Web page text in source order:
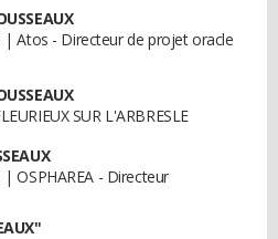
Atos - Directeur de projet oracle
SUR L'ARBRESLE
OSPHAREA - Directeur